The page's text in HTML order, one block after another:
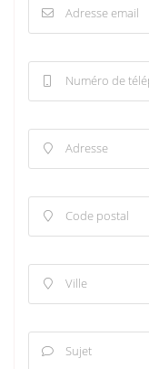
 Adresse email
Numéro de
 Adresse
 Code postal
 Ville
 Sujet